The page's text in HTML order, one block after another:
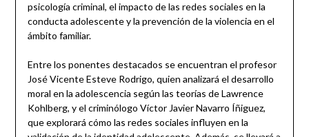
psicología criminal, el impacto de las redes sociales en la
conducta adolescente y la prevención de la violencia en el
ámbito familiar.
Entre los ponentes destacados se encuentran el profesor
José Vicente Esteve Rodrigo, quien analizará el desarrollo
moral en la adolescencia según las teorías de Lawrence
Kohlberg, y el criminólogo Víctor Javier Navarro Íñiguez,
que explorará cómo las redes sociales influyen en la